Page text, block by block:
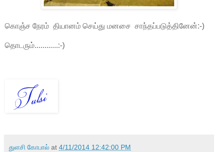
கொஞ்ச நேரம் தியானம் செய்து மனசை சாந்தப்படுத்தினேன்:-)
தொடரும்............:-)
துளசி கோபால் at 4/11/2014 12:42:00 PM